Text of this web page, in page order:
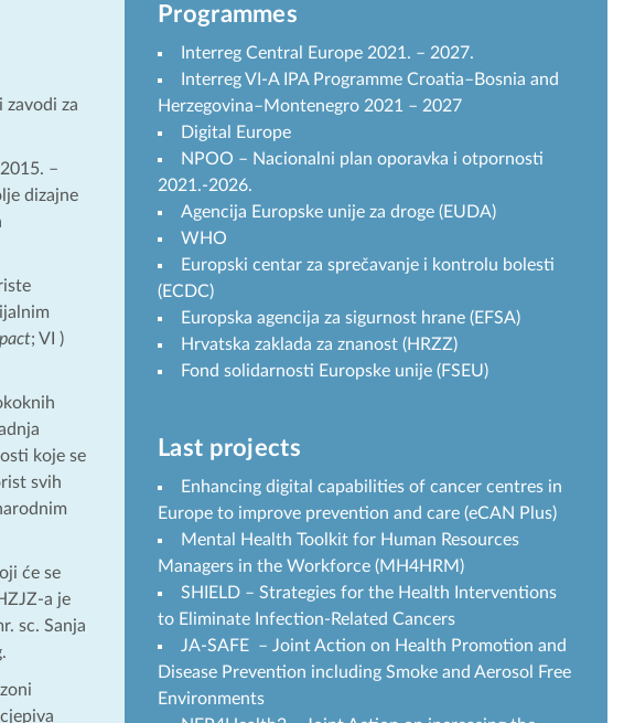
zavodi za
–
dizajne
; VI )
koje se
svih
će se
a je
sc. Sanja
Programmes
Interreg Central Europe 2021. – 2027.
Interreg VI-A IPA Programme Croatia–Bosnia and
Herzegovina–Montenegro 2021 – 2027
Digital Europe
NPOO – Nacionalni plan oporavka i otpornosti
2021.-2026.
Agencija Europske unije za droge (EUDA)
WHO
Europski centar za sprečavanje i kontrolu bolesti
(ECDC)
Europska agencija za sigurnost hrane (EFSA)
Hrvatska zaklada za znanost (HRZZ)
Fond solidarnosti Europske unije (FSEU)
Last projects
Enhancing digital capabilities of cancer centres in
Europe to improve prevention and care (eCAN Plus)
Mental Health Toolkit for Human Resources
Managers in the Workforce (MH4HRM)
SHIELD – Strategies for the Health Interventions
to Eliminate Infection-Related Cancers
JA-SAFE – Joint Action on Health Promotion and
Disease Prevention including Smoke and Aerosol Free
Environments